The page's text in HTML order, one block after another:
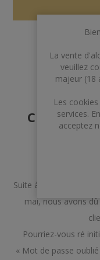
CLIENTS
Suite à un incident
mai, nous avons
Pourriez-vous ré
« Mot de passe
La vente
veuillez
majeur (18
Les
services.
acceptez